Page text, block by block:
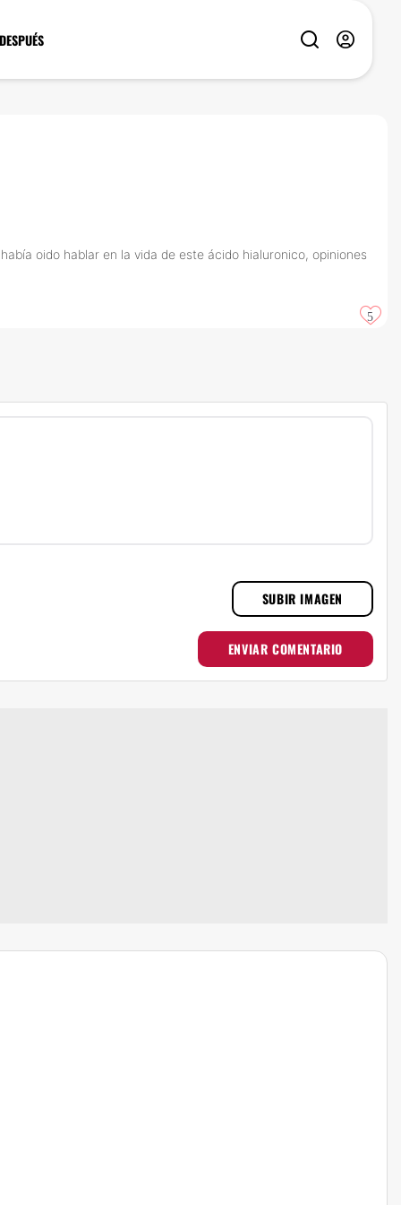
oido hablar en la vida de este ácido hialuronico, opiniones
5
SUBIR IMAGEN
ENVIAR COMENTARIO